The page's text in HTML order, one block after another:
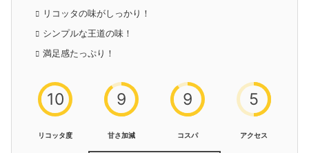
リコッタの味がしっかり！
シンプルな王道の味！
満足感たっぷり！
10
リコッタ度
9
甘さ加減
9
コスパ
5
アクセス